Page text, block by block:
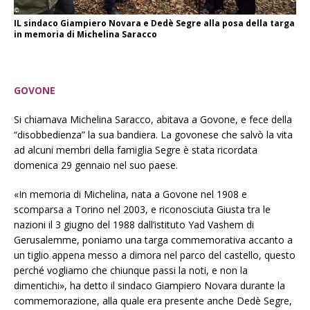
IL sindaco Giampiero Novara e Dedè Segre alla posa della targa
in memoria di Michelina Saracco
GOVONE
Si chiamava Michelina Saracco, abitava a Govone, e fece della
“disobbedienza” la sua bandiera. La govonese che salvò la vita
ad alcuni membri della famiglia Segre è stata ricordata
domenica 29 gennaio nel suo paese.
«In memoria di Michelina, nata a Govone nel 1908 e
scomparsa a Torino nel 2003, e riconosciuta Giusta tra le
nazioni il 3 giugno del 1988 dall’istituto Yad Vashem di
Gerusalemme, poniamo una targa commemorativa accanto a
un tiglio appena messo a dimora nel parco del castello, questo
perché vogliamo che chiunque passi la noti, e non la
dimentichi», ha detto il sindaco Giampiero Novara durante la
commemorazione, alla quale era presente anche Dedè Segre,